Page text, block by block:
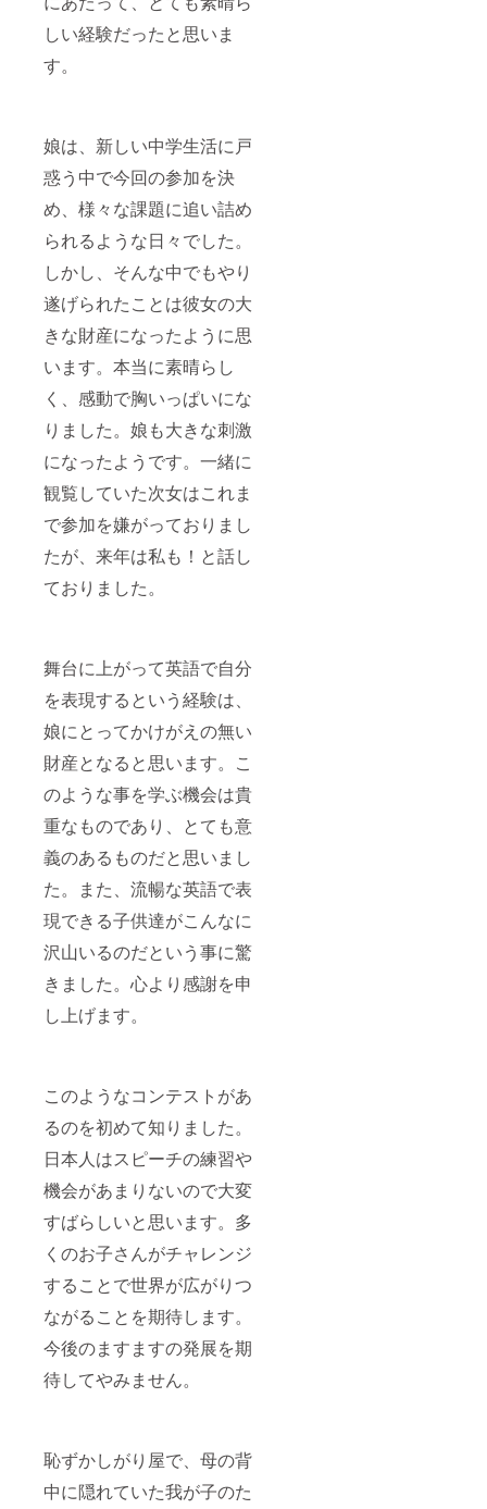
しい経験だったと思いま
す。
娘は、新しい中学生活に戸
惑う中で今回の参加を決
め、様々な課題に追い詰め
られるような日々でした。
しかし、そんな中でもやり
遂げられたことは彼女の大
きな財産になったように思
います。本当に素晴らし
く、感動で胸いっぱいにな
りました。娘も大きな刺激
になったようです。一緒に
観覧していた次女はこれま
で参加を嫌がっておりまし
たが、来年は私も！と話し
ておりました。
舞台に上がって英語で自分
を表現するという経験は、
娘にとってかけがえの無い
財産となると思います。こ
のような事を学ぶ機会は貴
重なものであり、とても意
義のあるものだと思いまし
た。また、流暢な英語で表
現できる子供達がこんなに
沢山いるのだという事に驚
きました。心より感謝を申
し上げます。
このようなコンテストがあ
るのを初めて知りました。
日本人はスピーチの練習や
機会があまりないので大変
すばらしいと思います。多
くのお子さんがチャレンジ
することで世界が広がりつ
ながることを期待します。
今後のますますの発展を期
待してやみません。
恥ずかしがり屋で、母の背
中に隠れていた我が子のた